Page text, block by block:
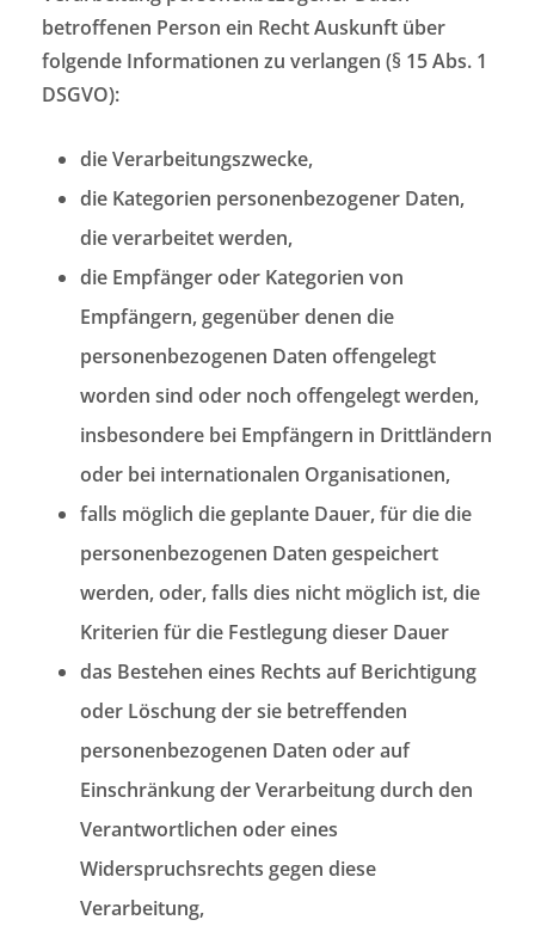
betroffenen Person ein Recht Auskunft über
folgende Informationen zu verlangen (§ 15 Abs. 1
DSGVO):
die Verarbeitungszwecke,
die Kategorien personenbezogener Daten,
die verarbeitet werden,
die Empfänger oder Kategorien von
Empfängern, gegenüber denen die
personenbezogenen Daten offengelegt
worden sind oder noch offengelegt werden,
insbesondere bei Empfängern in Drittländern
oder bei internationalen Organisationen,
falls möglich die geplante Dauer, für die die
personenbezogenen Daten gespeichert
werden, oder, falls dies nicht möglich ist, die
Kriterien für die Festlegung dieser Dauer
das Bestehen eines Rechts auf Berichtigung
oder Löschung der sie betreffenden
personenbezogenen Daten oder auf
Einschränkung der Verarbeitung durch den
Verantwortlichen oder eines
Widerspruchsrechts gegen diese
Verarbeitung,